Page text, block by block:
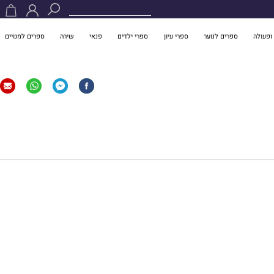
ספרים לנוער ספרי עיון ספרי ילדים פנאי שירה ספרים למנויים